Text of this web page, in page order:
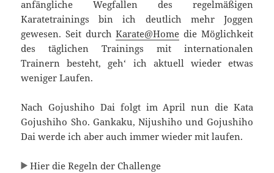
anfängliche Wegfallen des regelmäßigen
Karatetrainings bin ich deutlich mehr Joggen
gewesen. Seit durchKarate@Home die Möglichkeit
des täglichen Trainings mit internationalen
Trainern besteht, geh‘ ich aktuell wieder etwas
weniger Laufen.
Nach Gojushiho Dai folgt im April nun die Kata
Gojushiho Sho. Gankaku, Nijushiho und Gojushiho
Dai werde ich aber auch immer wieder mit laufen.
Hier die Regeln der Challenge